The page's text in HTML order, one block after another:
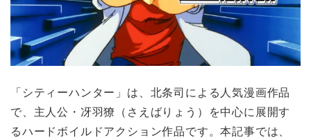
「シティーハンター」は、北条司による人気漫画作品
で、主人公・冴羽獠（さえばりょう）を中心に展開す
るハードボイルドアクション作品です。本記事では、